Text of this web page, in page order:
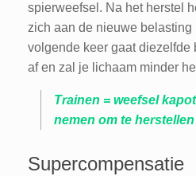
spierweefsel. Na het herstel
zich aan de nieuwe
volgende keer gaat
af en zal je lichaam minder
Trainen = weefsel
nemen om te herstellen
Supercompensatie